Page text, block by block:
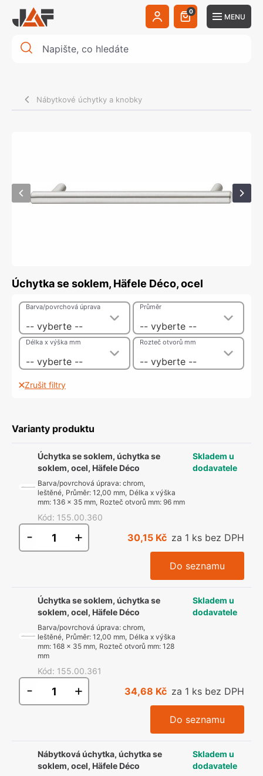
0
MENU
Nábytkové úchytky a knobky
Úchytka se soklem, Häfele Déco, ocel
-- vyberte --
Barva/povrchová úprava
-- vyberte --
Průměr
-- vyberte --
Délka x výška mm
-- vyberte --
Rozteč otvorů mm
Zrušit filtry
Varianty produktu
Úchytka se soklem, úchytka se
soklem, ocel, Häfele Déco
Barva/povrchová úprava:chrom,
leštěné, Průměr:12,00 mm, Délka x výška
mm:136 x 35 mm, Rozteč otvorů mm:96 mm
Kód: 155.00.360
Skladem u
dodavatele
- + 30,15 Kč za 1 ks bez DPH
Do seznamu
Úchytka se soklem, úchytka se
soklem, ocel, Häfele Déco
Barva/povrchová úprava: chrom,
leštěné, Průměr: 12,00 mm, Délka x výška
mm: 168 x 35 mm, Rozteč otvorů mm: 128
mm
Kód: 155.00.361
Skladem u
dodavatele
- + 34,68 Kč za 1 ks bez DPH
Do seznamu
Nábytková úchytka, úchytka se
soklem, ocel, Häfele Déco
Skladem u
dodavatele